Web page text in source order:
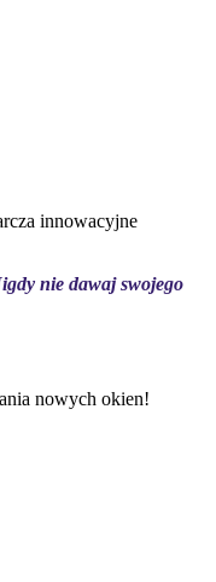
innowacyjne
nie dawaj swojego
nowych okien!